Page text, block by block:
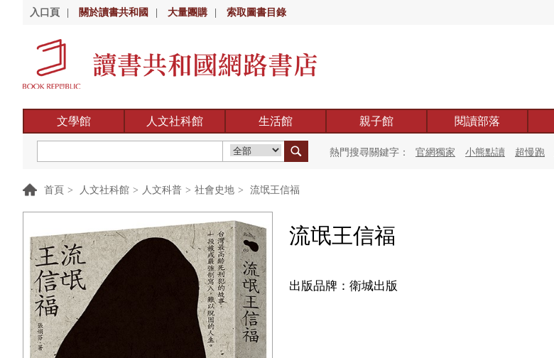
入口頁 關於讀書共和國 大量團購 索取圖書目錄
文學館 人文社科館 生活館 親子館 閱讀部落
熱門搜尋關鍵字： 官網獨家 小熊點讀 超慢跑
首頁 > 人文社科館 > 人文科普 > 社會史地 > 流氓王信福
流氓王信福
出版品牌：衛城出版